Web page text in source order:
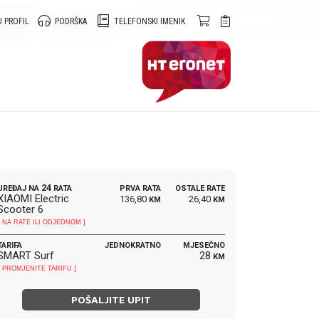
TELEFONSKI IMENIK
PODRŠKA
PROFIL
NA 24 RATA
Electric
6
NA RATE ILI ODJEDNOM ]
PRVA RATA
136,80 KM
OSTALE RATE
26,40 KM
Surf
PROMJENITE TARIFU ]
JEDNOKRATNO MJESEČNO
28 KM
POŠALJITE UPIT